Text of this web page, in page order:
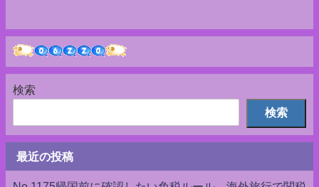
検索
検索
最近の投稿